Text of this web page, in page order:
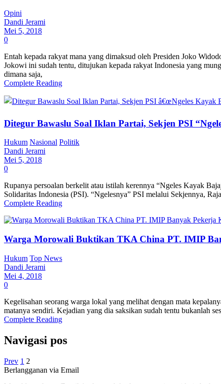
Opini
Dandi Jerami
Mei 5, 2018
0
Entah kepada rakyat mana yang dimaksud oleh Presiden Joko
Jokowi ini sudah tentu, ditujukan kepada rakyat Indonesia yang
dimana saja,
Complete Reading
Ditegur Bawaslu Soal Iklan Partai, Sekjen PSI
Hukum Nasional Politik
Dandi Jerami
Mei 5, 2018
0
Rupanya persoalan berkelit atau istilah kerennya “Ngeles Kayak
Solidaritas Indonesia (PSI). “Ngelesnya” PSI melalui Sekjennya,
Complete Reading
Warga Morowali Buktikan TKA China PT. IMIP
Hukum Top News
Dandi Jerami
Mei 4, 2018
0
Kegelisahan seorang warga lokal yang melihat dengan mata
matanya sendiri. Kejadian yang dia saksikan sudah tentu bukanlah
Complete Reading
Navigasi pos
Prev 1 2
Berlangganan via Email